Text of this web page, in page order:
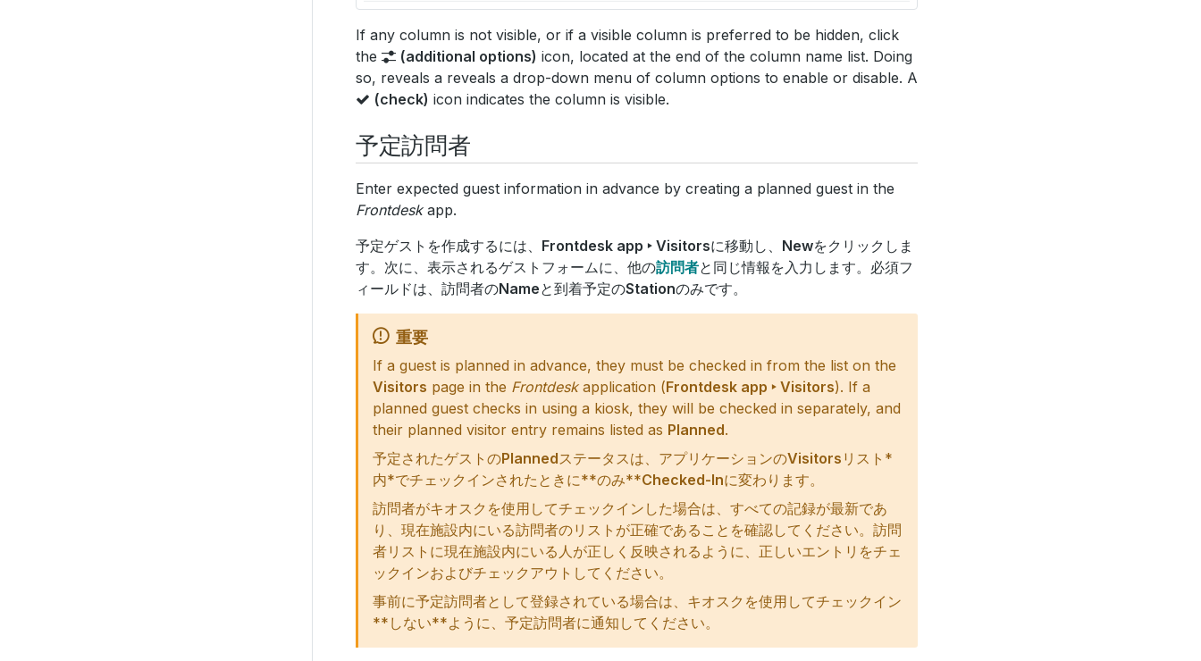
If any column is not visible, or if a visible column is preferred to be hidden, click
the
(additional options) icon, located at the end of the column name list. Doing
so, reveals a reveals a drop-down menu of column options to enable or disable. A
(check) icon indicates the column is visible.
予定訪問者
Enter expected guest information in advance by creating a planned guest in the
Frontdeskapp.
予定ゲストを作成するには、 Frontdesk app ‣ Visitorsに移動し、 Newをクリックしま
す。次に、表示されるゲストフォームに、他の訪問者と同じ情報を入力します。必須フ
ィールドは、訪問者のNameと到着予定のStationのみです。
重要
If a guest is planned in advance, they must be checked in from the list on the
Visitors page in the Frontdeskapplication (Frontdesk app ‣ Visitors). If a
planned guest checks in using a kiosk, they will be checked in separately, and
their planned visitor entry remains listed as Planned.
予定されたゲストのPlannedステータスは、アプリケーションのVisitors リスト*
内*でチェックインされたときに**のみ**Checked-Inに変わります。
訪問者がキオスクを使用してチェックインした場合は、すべての記録が最新であ
り、現在施設内にいる訪問者のリストが正確であることを確認してください。訪問
者リストに現在施設内にいる人が正しく反映されるように、正しいエントリをチェ
ックインおよびチェックアウトしてください。
事前に予定訪問者として登録されている場合は、キオスクを使用してチェックイン
**しない**ように、予定訪問者に通知してください。